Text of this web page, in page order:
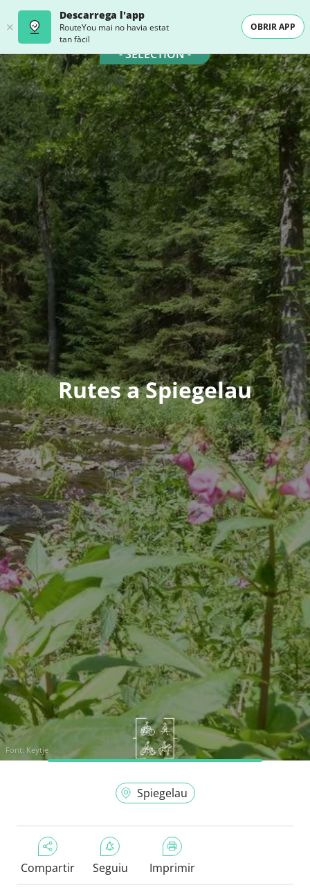
Descarrega l'app
RouteYou mai no havia estat
tan fàcil
OBRIR APP
- SELECTION -
Rutes a Spiegelau
Font: Keytje
Spiegelau
Compartir Seguiu Imprimir